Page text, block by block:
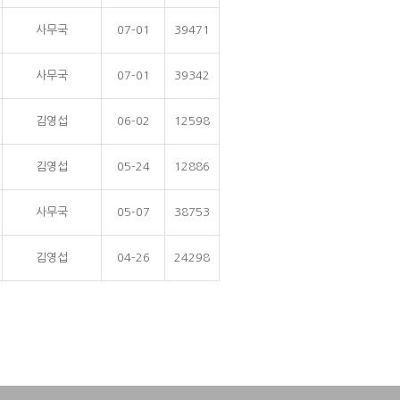
사무국 07-01 39471
사무국 07-01 39342
김영섭 06-02 12598
김영섭 05-24 12886
사무국 05-07 38753
김영섭 04-26 24298